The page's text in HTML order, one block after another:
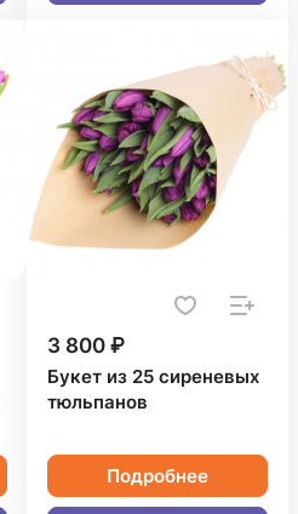
3 800 ₽
Букет из 25 сиреневых
тюльпанов
Подробнее